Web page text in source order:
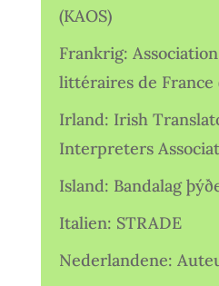
(KAOS)
Frankrig:
littéraires de France
Irland: Irish
Interpreters
Island: Bandalag
Italien: STRADE
Nederlandene: